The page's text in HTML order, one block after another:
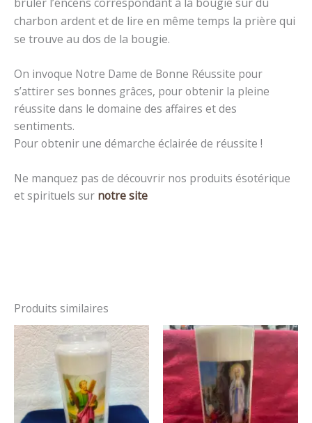
bruler l’encens correspondant à la bougie sur du
charbon ardent et de lire en même temps la prière qui
se trouve au dos de la bougie.
On invoque Notre Dame de Bonne Réussite pour
s’attirer ses bonnes grâces, pour obtenir la pleine
réussite dans le domaine des affaires et des
sentiments.
Pour obtenir une démarche éclairée de réussite !
Ne manquez pas de découvrir nos produits ésotérique
et spirituels sur notre site
Produits similaires